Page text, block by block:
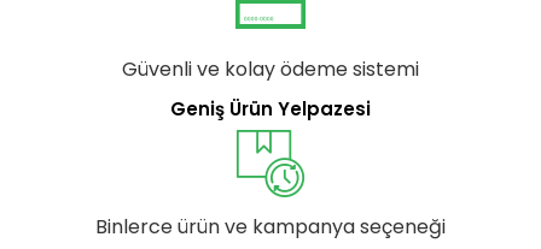
Güvenli ve kolay ödeme sistemi
Geniş Ürün Yelpazesi
Binlerce ürün ve kampanya seçeneği